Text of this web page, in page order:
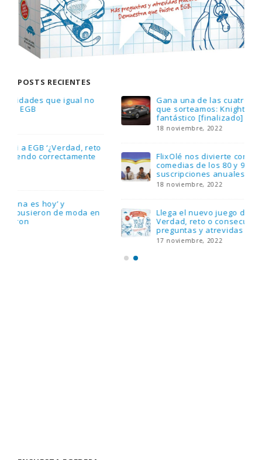
POSTS RECIENTES
Gana una de las cuatro unidades de PLAYMOBIL
que sorteamos: Knight Rider – El coche
fantástico [finalizado]
FlixOlé nos divierte con su colección de
comedias de los 80 y 90 y regalamos tres
suscripciones anuales
Llega el nuevo juego de mesa Yo Fui a EGB:
Verdad, reto o consecuencia, con más
preguntas y atrevidas pruebas